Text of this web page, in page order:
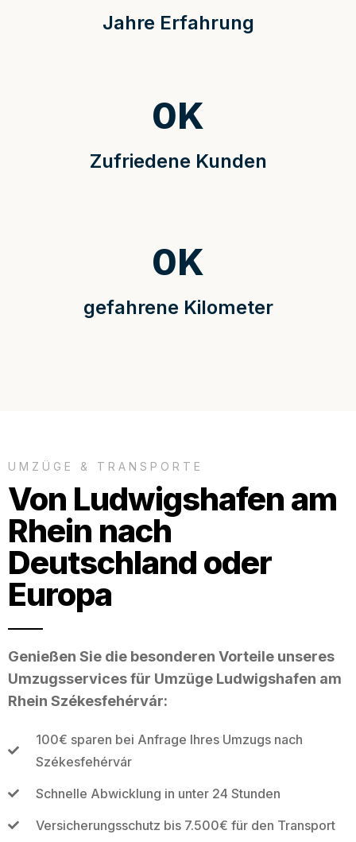
Jahre Erfahrung
Zufriedene Kunden
0K
gefahrene Kilometer
0K
UMZÜGE & TRANSPORTE
Von Ludwigshafen am
Rhein nach
Deutschland oder
Europa
Genießen Sie die besonderen Vorteile unseres
Umzugsservices für Umzüge Ludwigshafen am
Rhein Székesfehérvár:
100€ sparen bei Anfrage Ihres Umzugs nach
Székesfehérvár
Schnelle Abwicklung in unter 24 Stunden
Versicherungsschutz bis 7.500€ für den Transport